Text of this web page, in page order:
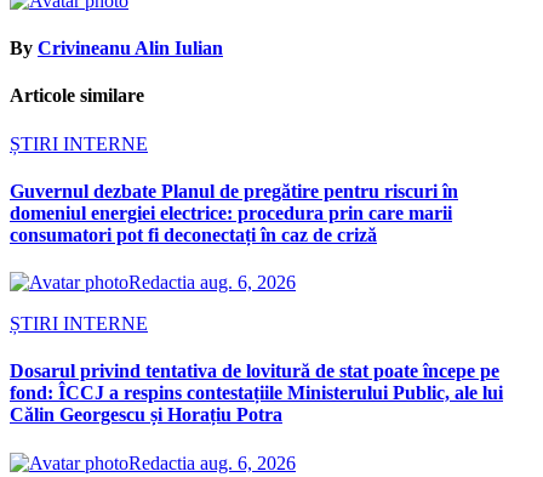
By Crivineanu Alin Iulian
Articole similare
ȘTIRI INTERNE
Guvernul dezbate Planul de pregătire pentru riscuri în
domeniul energiei electrice: procedura prin care marii
consumatori pot fi deconectați în caz de criză
Redactia aug. 6, 2026
ȘTIRI INTERNE
Dosarul privind tentativa de lovitură de stat poate începe pe
fond: ÎCCJ a respins contestațiile Ministerului Public, ale lui
Călin Georgescu și Horațiu Potra
Redactia aug. 6, 2026